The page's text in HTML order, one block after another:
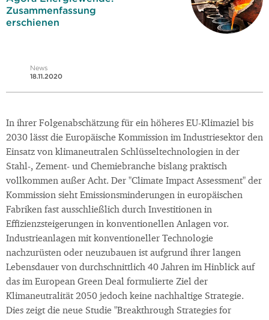
Zusammenfassung
erschienen
News
18.11.2020
In ihrer Folgenabschätzung für ein höheres EU-Klimaziel bis
2030 lässt die Europäische Kommission im Industriesektor den
Einsatz von klimaneutralen Schlüsseltechnologien in der
Stahl-, Zement- und Chemiebranche bislang praktisch
vollkommen außer Acht. Der "Climate Impact Assessment" der
Kommission sieht Emissionsminderungen in europäischen
Fabriken fast ausschließlich durch Investitionen in
Effizienzsteigerungen in konventionellen Anlagen vor.
Industrieanlagen mit konventioneller Technologie
nachzurüsten oder neuzubauen ist aufgrund ihrer langen
Lebensdauer von durchschnittlich 40 Jahren im Hinblick auf
das im European Green Deal formulierte Ziel der
Klimaneutralität 2050 jedoch keine nachhaltige Strategie.
Dies zeigt die neue Studie "Breakthrough Strategies for